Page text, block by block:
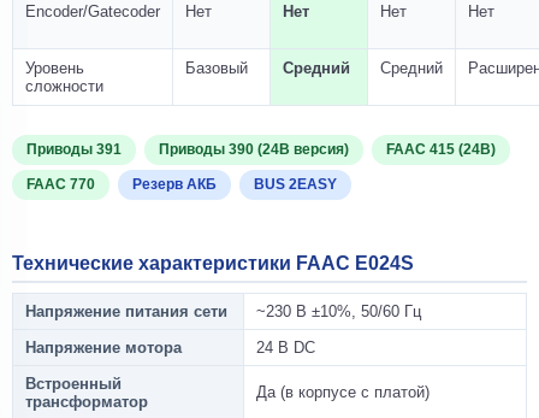
Encoder/Gatecoder Нет Нет Нет Нет
Уровень
сложности
Базовый Средний Средний
Приводы 391 Приводы 390 (24В версия) FAAC 415 (24В)
FAAC 770 Резерв АКБ BUS 2EASY
Технические характеристики FAAC E024S
Напряжение питания сети
~230 В ±10%, 50/60 Гц
Напряжение мотора
24 В DC
Встроенный
трансформатор
Да (в корпусе с платой)